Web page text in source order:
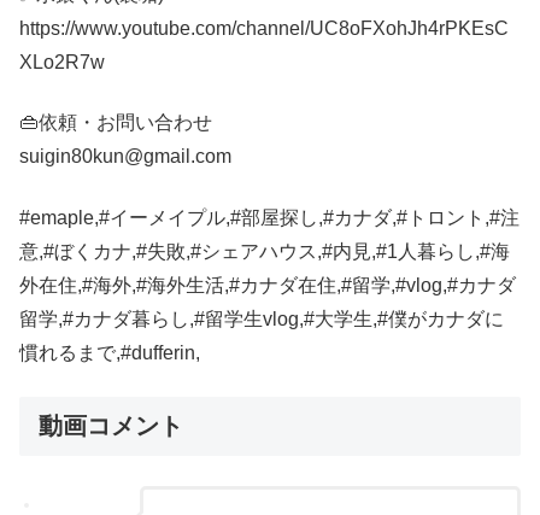
https://www.youtube.com/channel/UC8oFXohJh4rPKEsC
XLo2R7w
👜依頼・お問い合わせ
suigin80kun@gmail.com
#emaple,#イーメイプル,#部屋探し,#カナダ,#トロント,#注
意,#ぼくカナ,#失敗,#シェアハウス,#内見,#1人暮らし,#海
外在住,#海外,#海外生活,#カナダ在住,#留学,#vlog,#カナダ
留学,#カナダ暮らし,#留学生vlog,#大学生,#僕がカナダに
慣れるまで,#dufferin,
動画コメント